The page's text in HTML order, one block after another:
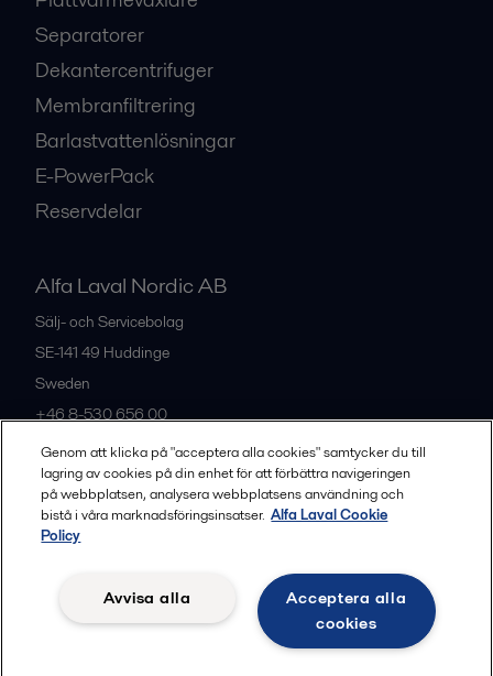
Separatorer
Dekantercentrifuger
Membranfiltrering
Barlastvattenlösningar
E-PowerPack
Reservdelar
Alfa Laval Nordic AB
Sälj- och Servicebolag
SE-141 49 Huddinge
Sweden
+46 8-530 656 00
Alla kontor och partners
Legal terms and conditions
Community guidelines
Genom att klicka på "acceptera alla cookies" samtycker du till
lagring av cookies på din enhet för att förbättra navigeringen
på webbplatsen, analysera webbplatsens användning och
bistå i våra marknadsföringsinsatser. Alfa Laval Cookie
Policy
Acceptera alla
cookies
Avvisa alla